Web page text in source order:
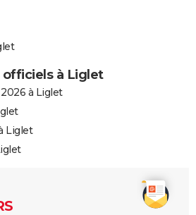
à Liglet
à Liglet
Liglet